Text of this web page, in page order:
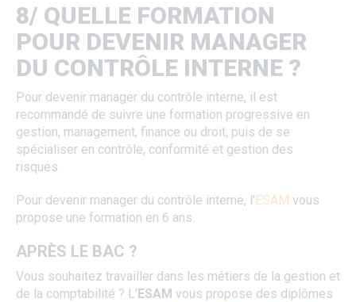
8/ QUELLE FORMATION
POUR DEVENIR MANAGER
DU CONTRÔLE INTERNE ?
Pour devenir manager du contrôle interne, il est
recommandé de suivre une formation progressive en
gestion, management, finance ou droit, puis de se
spécialiser en contrôle, conformité et gestion des
risques.
Pour devenir manager du contrôle interne, l'ESAM vous
propose une formation en 6 ans.
APRÈS LE BAC ?
Vous souhaitez travailler dans les métiers de la gestion et
de la comptabilité ? L'ESAM vous propose des diplômes